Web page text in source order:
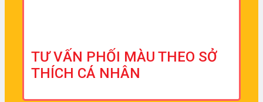
TƯ VẤN PHỐI MÀU THEO SỞ
THÍCH CÁ NHÂN